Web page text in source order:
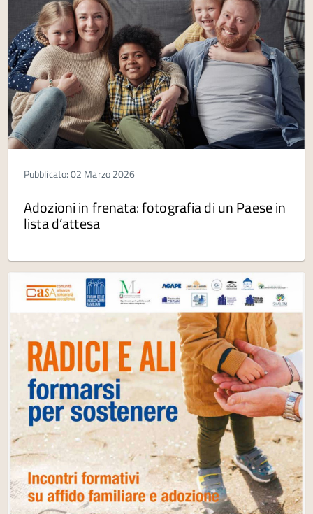
Pubblicato: 02 Marzo 2026
Adozioni in frenata: fotografia di un Paese in
lista d’attesa